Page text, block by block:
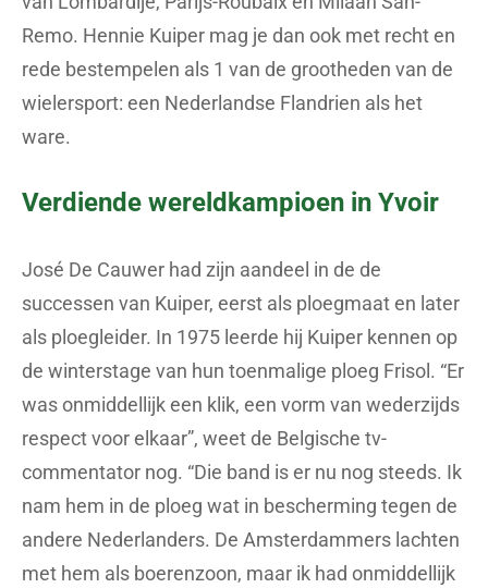
Remo. Hennie Kuiper mag je dan ook met recht en
rede bestempelen als 1 van de grootheden van de
wielersport: een Nederlandse Flandrien als het
ware.
Verdiende wereldkampioen in Yvoir
José De Cauwer had zijn aandeel in de de
successen van Kuiper, eerst als ploegmaat en later
als ploegleider. In 1975 leerde hij Kuiper kennen op
de winterstage van hun toenmalige ploeg Frisol. “Er
was onmiddellijk een klik, een vorm van wederzijds
respect voor elkaar”, weet de Belgische tv-
commentator nog. “Die band is er nu nog steeds. Ik
nam hem in de ploeg wat in bescherming tegen de
andere Nederlanders. De Amsterdammers lachten
met hem als boerenzoon, maar ik had onmiddellijk